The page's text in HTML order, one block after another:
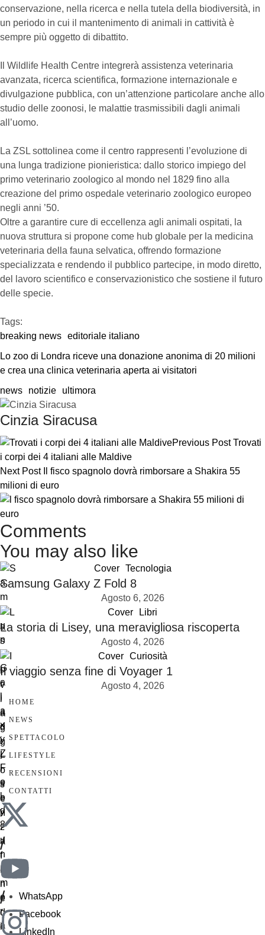
conservazione, nella ricerca e nella tutela della biodiversità, in
un periodo in cui il mantenimento di animali in cattività è
sempre più oggetto di dibattito.
Il Wildlife Health Centre integrerà assistenza veterinaria
avanzata, ricerca scientifica, formazione internazionale e
divulgazione pubblica, con un’attenzione particolare anche allo
studio delle zoonosi, le malattie trasmissibili dagli animali
all’uomo.
La ZSL sottolinea come il centro rappresenti l’evoluzione di
una lunga tradizione pionieristica: dallo storico impiego del
primo veterinario zoologico al mondo nel 1829 fino alla
creazione del primo ospedale veterinario zoologico europeo
negli anni ’50.
Oltre a garantire cure di eccellenza agli animali ospitati, la
nuova struttura si propone come hub globale per la medicina
veterinaria della fauna selvatica, offrendo formazione
specializzata e rendendo il pubblico partecipe, in modo diretto,
del lavoro scientifico e conservazionistico che sostiene il futuro
delle specie.
Tags:
breaking news editoriale italiano
Lo zoo di Londra riceve una donazione anonima di 20 milioni
e crea una clinica veterinaria aperta ai visitatori
news
notizie ultimora
Cinzia Siracusa
Previous Post Trovati
i corpi dei 4 italiani alle Maldive
Next Post
Il fisco spagnolo dovrà rimborsare a Shakira 55
milioni di euro
Comments
You may also like
Cover Tecnologia
Samsung Galaxy Z Fold 8
Agosto 6, 2026
Cover
Libri
La storia di Lisey, una meravigliosa riscoperta
Agosto 4, 2026
Cover
Curiosità
Il viaggio senza fine di Voyager 1
Agosto 4, 2026
HOME
NEWS
SPETTACOLO
LIFESTYLE
RECENSIONI
CONTATTI
/
/
WhatsApp
Facebook
LinkedIn